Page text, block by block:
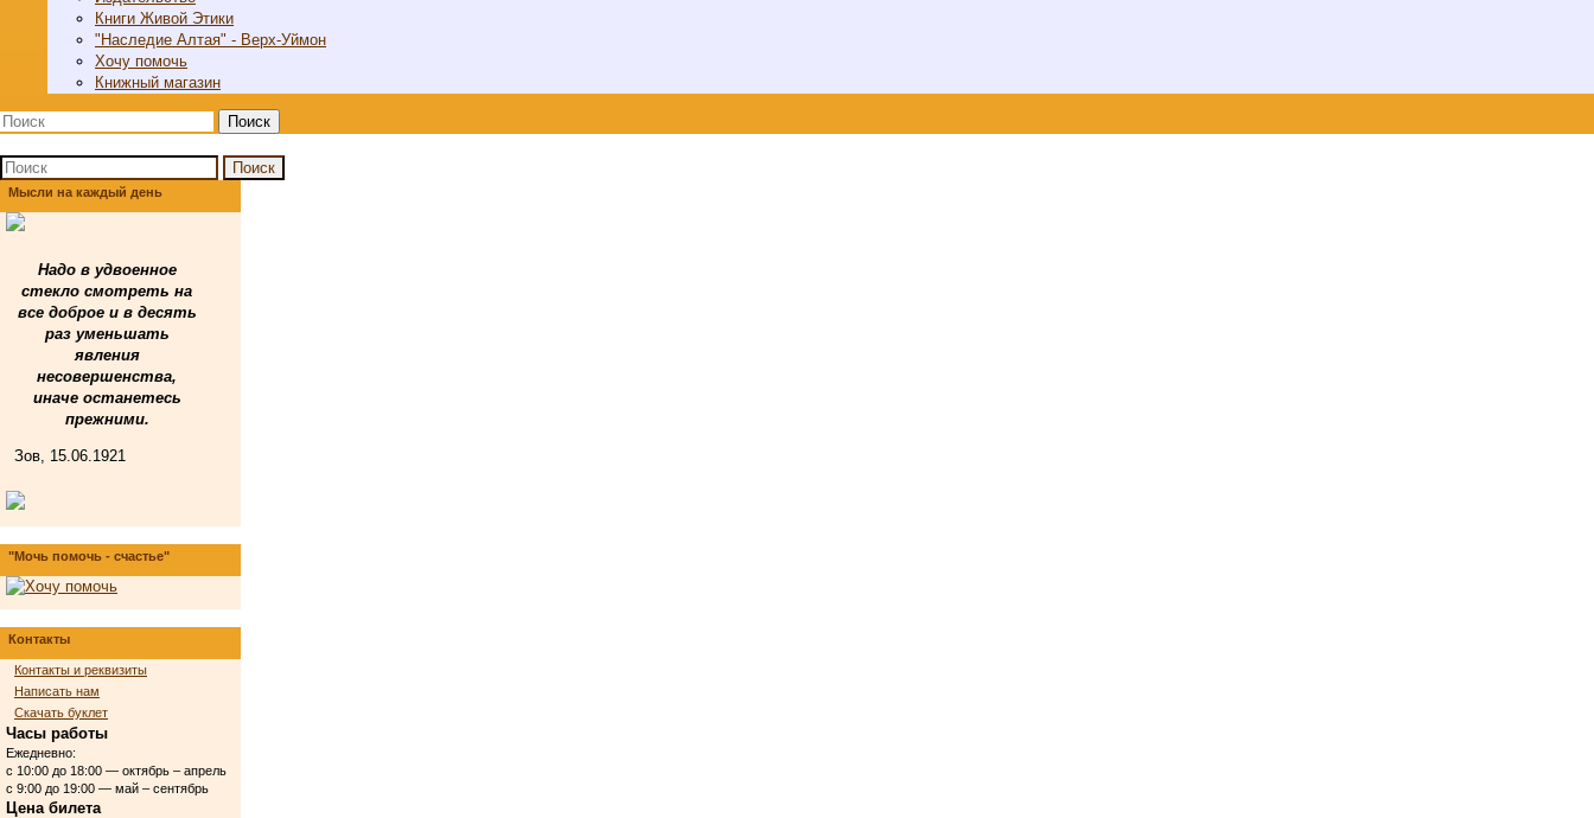
Книги Живой Этики
"Наследие Алтая" - Верх-Уймон
Хочу помочь
Книжный магазин
Поиск
Поиск
Мысли на каждый день
Надо в удвоенное
стекло смотреть на
все доброе и в десять
раз уменьшать
явления
несовершенства,
иначе останетесь
прежними.
Зов, 15.06.1921
"Мочь помочь - счастье"
Контакты
Контакты и реквизиты
Написать нам
Скачать буклет
Часы работы
Ежедневно:
с 10:00 до 18:00 — октябрь – апрель
с 9:00 до 19:00 — май – сентябрь
Цена билета